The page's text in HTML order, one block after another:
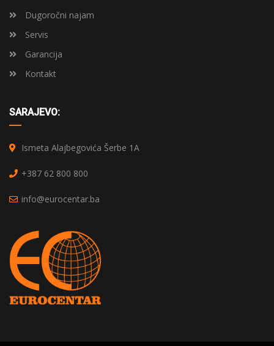
Dugoročni najam
Servis
Garancija
Kontakt
SARAJEVO:
Ismeta Alajbegovića Šerbe 1A
+387 62 800 800
info@eurocentar.ba